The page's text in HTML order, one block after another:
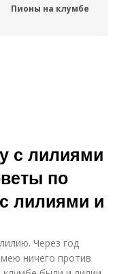
Пионы на клумбе
с лилиями
по
лилиями и
Через год
ничего против